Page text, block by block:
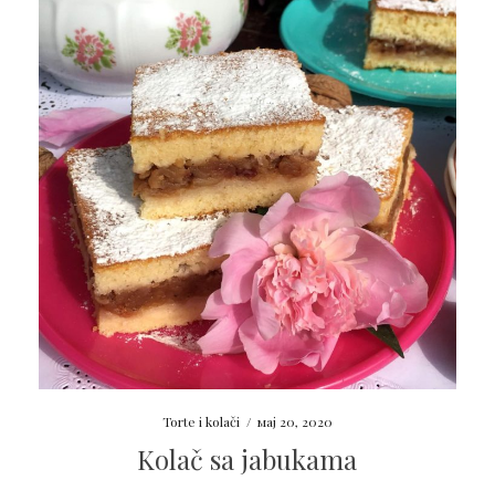
Torte i kolači / мај 20, 2020
Kolač sa jabukama